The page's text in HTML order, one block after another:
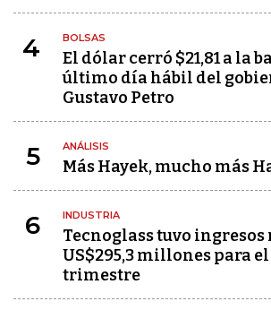
4 BOLSAS
El dólar cerró $21,81 a la
último día hábil del
Gustavo Petro
5 ANÁLISIS
Más Hayek, mucho más
6 INDUSTRIA
Tecnoglass tuvo ingresos
US$295,3 millones para
trimestre